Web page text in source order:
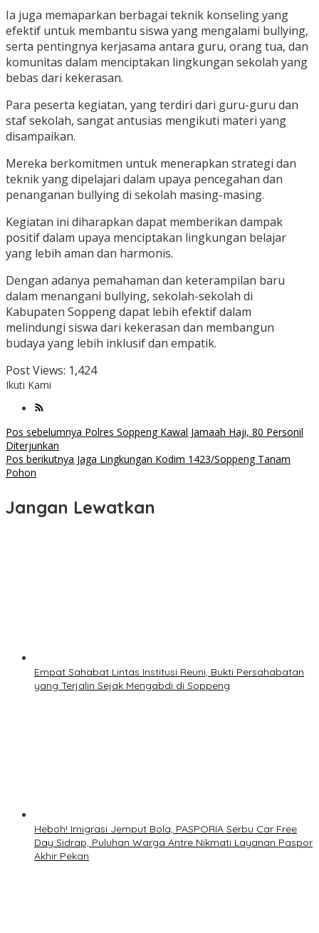
Ia juga memaparkan berbagai teknik konseling yang
efektif untuk membantu siswa yang mengalami bullying,
serta pentingnya kerjasama antara guru, orang tua, dan
komunitas dalam menciptakan lingkungan sekolah yang
bebas dari kekerasan.
Para peserta kegiatan, yang terdiri dari guru-guru dan
staf sekolah, sangat antusias mengikuti materi yang
disampaikan.
Mereka berkomitmen untuk menerapkan strategi dan
teknik yang dipelajari dalam upaya pencegahan dan
penanganan bullying di sekolah masing-masing.
Kegiatan ini diharapkan dapat memberikan dampak
positif dalam upaya menciptakan lingkungan belajar
yang lebih aman dan harmonis.
Dengan adanya pemahaman dan keterampilan baru
dalam menangani bullying, sekolah-sekolah di
Kabupaten Soppeng dapat lebih efektif dalam
melindungi siswa dari kekerasan dan membangun
budaya yang lebih inklusif dan empatik.
Post Views: 1,424
Ikuti Kami
Navigasi
pos
Pos sebelumnya Polres Soppeng Kawal Jamaah Haji, 80 Personil
Diterjunkan
Pos berikutnya Jaga Lingkungan Kodim 1423/Soppeng Tanam
Pohon
Jangan Lewatkan
Empat Sahabat Lintas Institusi Reuni, Bukti Persahabatan
yang Terjalin Sejak Mengabdi di Soppeng
Heboh! Imigrasi Jemput Bola, PASPORIA Serbu Car Free
Day Sidrap, Puluhan Warga Antre Nikmati Layanan Paspor
Akhir Pekan